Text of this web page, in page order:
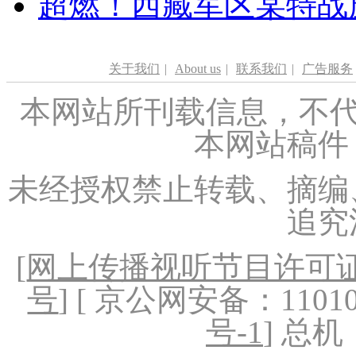
关于我们 | About us | 联系我们 | 广告服务
本网站所刊载信息，不
本网站稿
未经授权禁止转载、摘
追
[网上传播视听节目许可
号] [ 京公网安备：
号-1] 总机